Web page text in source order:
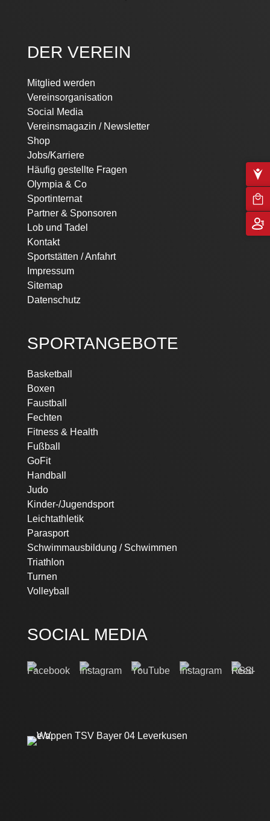
DER VEREIN
Mitglied werden
Vereinsorganisation
Social Media
Vereinsmagazin / Newsletter
Shop
Jobs/Karriere
Häufig gestellte Fragen
Olympia & Co
Sportinternat
Partner & Sponsoren
Lob und Tadel
Kontakt
Sportstätten / Anfahrt
Impressum
Sitemap
Datenschutz
SPORTANGEBOTE
Basketball
Boxen
Faustball
Fechten
Fitness & Health
Fußball
GoFit
Handball
Judo
Kinder-/Jugendsport
Leichtathletik
Parasport
Schwimmausbildung / Schwimmen
Triathlon
Turnen
Volleyball
SOCIAL MEDIA